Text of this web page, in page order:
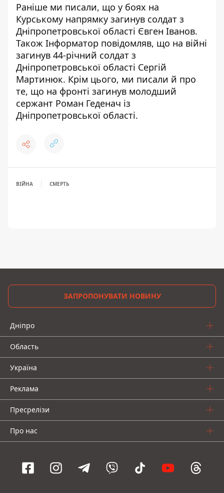
Раніше ми писали, що у боях на
Курському напрямку загинув солдат з
Дніпропетровської області Євген Іванов.
Також Інформатор повідомляв, що на війні
загинув 44-річний солдат з
Дніпропетровської області Сергій
Мартинюк. Крім цього, ми писали й про
те, що на фронті загинув молодший
сержант Роман Геденач із
Дніпропетровської області.
ВІЙНА СМЕРТЬ
ЗАПРОПОНУВАТИ НОВИНУ
Дніпро
Область
Україна
Реклама
Пресрелізи
Про нас